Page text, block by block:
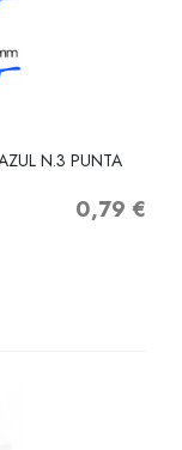
N.3 PUNTA
Precio
0,79 €